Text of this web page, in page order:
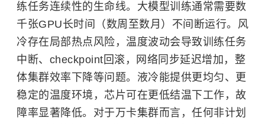
练任务连续性的生命线。大模型训练通常需要数
千张GPU长时间（数周至数月）不间断运行。风
冷存在局部热点风险，温度波动会导致训练任务
中断、checkpoint回滚，网络同步延迟增加，整
体集群效率下降等问题。液冷能提供更均匀、更
稳定的温度环境，芯片可在更低结温下工作，故
障率显著降低。对于万卡集群而言，任何非计划